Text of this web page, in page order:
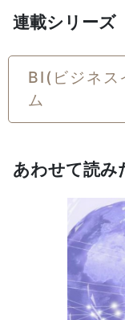
連載シリーズ
BI(ビジネス
ム
あわせて読み